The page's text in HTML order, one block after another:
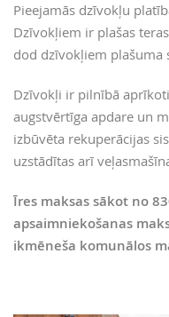
Pieejamās dzīvokļu
Dzīvokļiem ir plašas
dod dzīvokļiem plašuma
Dzīvokļi ir pilnībā
augstvērtīga apdare un
izbūvēta rekuperācijas
uzstādītas arī
Īres maksas sākot no
apsaimniekošanas
ikmēneša komunālos